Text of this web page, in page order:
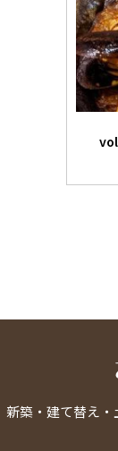
新築・建て替え